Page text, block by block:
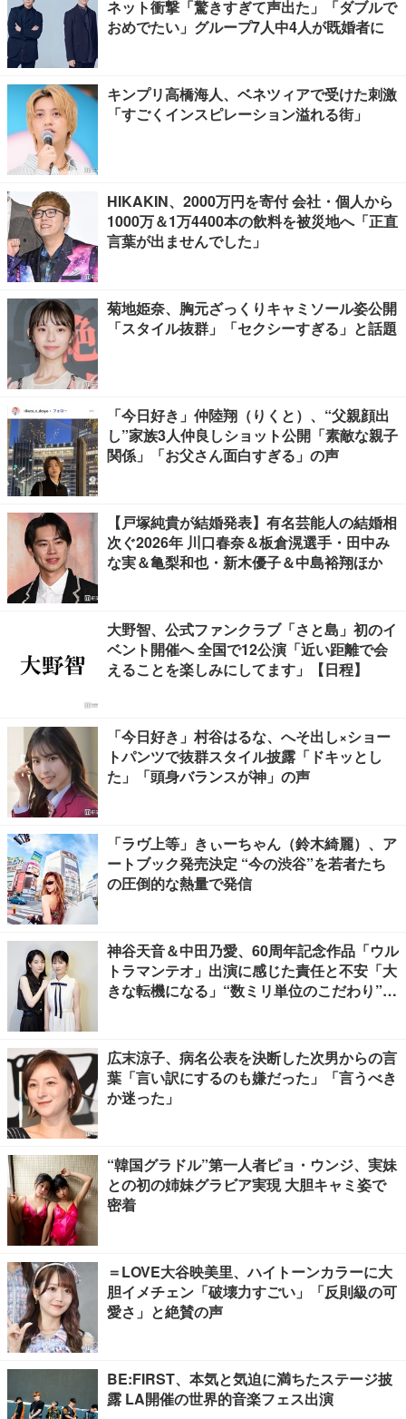
ネット衝撃「驚きすぎて声出た」「ダブルで
おめでたい」グループ7人中4人が既婚者に
キンプリ高橋海人、ベネツィアで受けた刺激
「すごくインスピレーション溢れる街」
HIKAKIN、2000万円を寄付 会社・個人から
1000万＆1万4400本の飲料を被災地へ「正直
言葉が出ませんでした」
菊地姫奈、胸元ざっくりキャミソール姿公開
「スタイル抜群」「セクシーすぎる」と話題
「今日好き」仲陸翔（りくと）、“父親顔出
し”家族3人仲良しショット公開「素敵な親子
関係」「お父さん面白すぎる」の声
【戸塚純貴が結婚発表】有名芸能人の結婚相
次ぐ2026年 川口春奈＆板倉滉選手・田中み
な実＆亀梨和也・新木優子＆中島裕翔ほか
大野智、公式ファンクラブ「さと島」初のイ
ベント開催へ 全国で12公演「近い距離で会
えることを楽しみにしてます」【日程】
「今日好き」村谷はるな、へそ出し×ショー
トパンツで抜群スタイル披露「ドキッとし
た」「頭身バランスが神」の声
「ラヴ上等」きぃーちゃん（鈴木綺麗）、ア
ートブック発売決定 “今の渋谷”を若者たち
の圧倒的な熱量で発信
神谷天音＆中田乃愛、60周年記念作品「ウル
トラマンテオ」出演に感じた責任と不安「大
きな転機になる」“数ミリ単位のこだわり”特
広末涼子、病名公表を決断した次男からの言
葉「言い訳にするのも嫌だった」「言うべき
か迷った」
“韓国グラドル”第一人者ピョ・ウンジ、実妹
との初の姉妹グラビア実現 大胆キャミ姿で
密着
＝LOVE大谷映美里、ハイトーンカラーに大
胆イメチェン「破壊力すごい」「反則級の可
愛さ」と絶賛の声
BE:FIRST、本気と気迫に満ちたステージ披
露 LA開催の世界的音楽フェス出演